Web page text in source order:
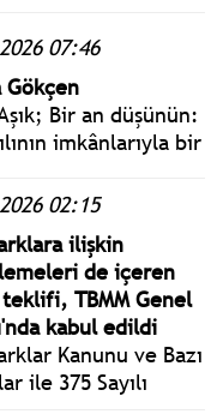
uygulayacak bir
müdahale
07:46
Gökçen
Bir an düşünün:
imkânlarıyla bir
Balkan
Davetlere
Konuşmalar
02:15
ilişkin
de içeren
TBMM Genel
kabul edildi
Kanunu ve Bazı
ile 375 Sayılı